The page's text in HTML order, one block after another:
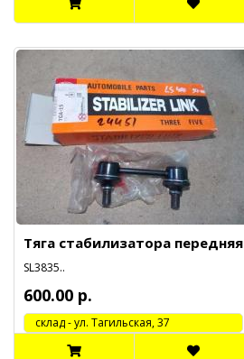
Тяга стабилизатора передняя
SL3835..
600.00 р.
cклад - ул. Тагильская, 37